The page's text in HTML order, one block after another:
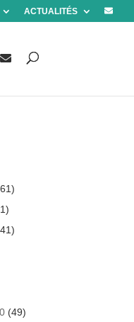
ACTUALITÉS
(49)